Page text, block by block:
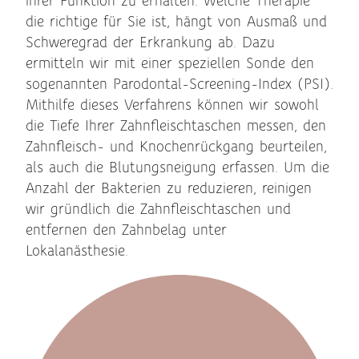
die richtige für Sie ist, hängt von Ausmaß und
Schweregrad der Erkrankung ab. Dazu
ermitteln wir mit einer speziellen Sonde den
sogenannten Parodontal-Screening-Index (PSI).
Mithilfe dieses Verfahrens können wir sowohl
die Tiefe Ihrer Zahnfleischtaschen messen, den
Zahnfleisch- und Knochenrückgang beurteilen,
als auch die Blutungsneigung erfassen. Um die
Anzahl der Bakterien zu reduzieren, reinigen
wir gründlich die Zahnfleischtaschen und
entfernen den Zahnbelag unter
Lokalanästhesie.